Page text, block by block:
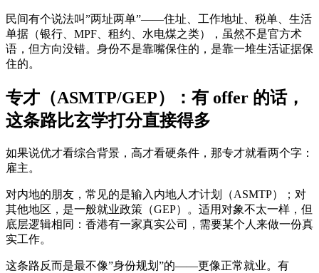
民间有个说法叫”两址两单”——住址、工作地址、税单、生活
单据（银行、MPF、租约、水电煤之类），虽然不是官方术
语，但方向没错。身份不是靠嘴保住的，是靠一堆生活证据保
住的。
专才（ASMTP/GEP）：有 offer 的话，
这条路比玄学打分直接得多
如果说优才看综合背景，高才看硬条件，那专才就看两个字：
雇主。
对内地的朋友，常见的是输入内地人才计划（ASMTP）；对
其他地区，是一般就业政策（GEP）。适用对象不太一样，但
底层逻辑相同：香港有一家真实公司，需要某个人来做一份真
实工作。
这条路反而是最不像”身份规划”的——更像正常就业。有